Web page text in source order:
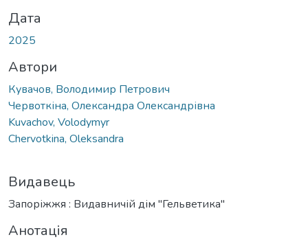
Дата
2025
Автори
Кувачов, Володимир Петрович
Червоткіна, Олександра Олександрівна
Kuvachov, Volodymyr
Chervotkina, Oleksandra
Видавець
Запоріжжя : Видавничій дім "Гельветика"
Анотація